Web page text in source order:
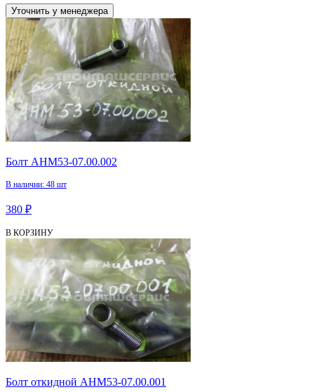
Уточнить у менеджера
Болт АНМ53-07.00.002
В наличии: 48 шт
380 ₽
В КОРЗИНУ
Болт откидной АНМ53-07.00.001